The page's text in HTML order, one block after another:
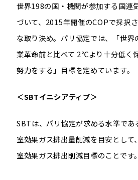
世界198の国・機関が参加する国連
づいて、 2015年開催のCOPで採択
な取り決め。パリ協定では、「世界
業革命前と比べて 2℃より十分低く
努力をする」目標を定めています。
＜SBTイニシアティブ＞
SBTは、パリ協定が求める水準であ
室効果ガス排出量削減を目安として
室効果ガス排出削減目標のことです。